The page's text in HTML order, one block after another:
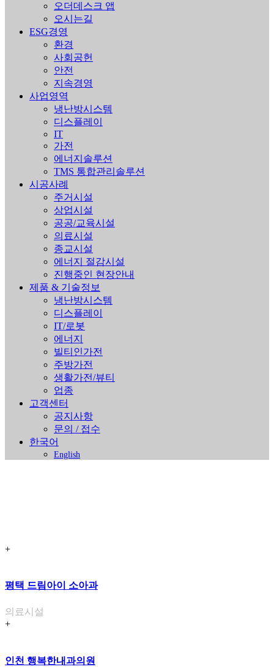
오더데스크 앱
오시는길
ESG경영
환경
사회공헌
안전
지속경영
사업영역
냉난방시스템
디스플레이
IT
가전
에너지솔루션
TMS 통합관리솔루션
시공사례
주거시설
상업시설
공공/교육시설
의료시설
종교시설
에너지 절감시설
진행중인 현장안내
제품 & 기술정보
냉난방시스템
디스플레이
IT/로봇
에너지
빌티인가전
주방가전
생활가전/뷰티
업종
고객센터
공지사항
문의 / 접수
한국어
English
의료시설
Home>시공사례>의료시설
+
평택 드림아이 소아과
의료시설
+
인천 행복한내과의원